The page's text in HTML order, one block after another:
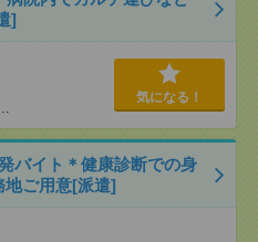
]
気になる！
バイト＊健康診断での身
地ご用意[派遣]